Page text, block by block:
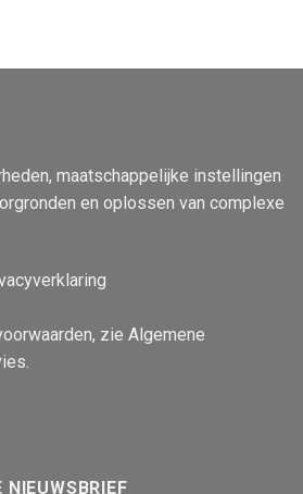
maatschappelijke instellingen
en oplossen van complexe
zie Algemene
NIEUWSBRIEF